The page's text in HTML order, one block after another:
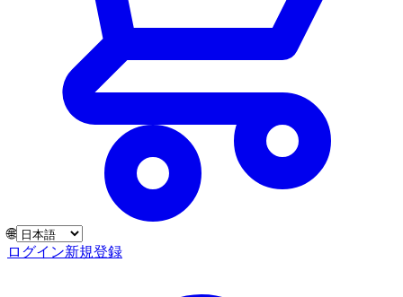
🌐
ログイン新規登録